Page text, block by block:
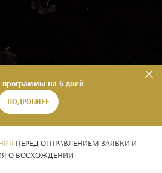
программы на 6 дней
ПОДРОБНЕЕ
ПЕРЕД ОТПРАВЛЕНИЕМ ЗАЯВКИ И
О ВОСХОЖДЕНИИ